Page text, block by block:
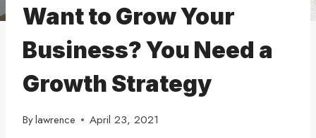
Want to Grow Your
Business? You Need a
Growth Strategy
Bylawrence April 23, 2021